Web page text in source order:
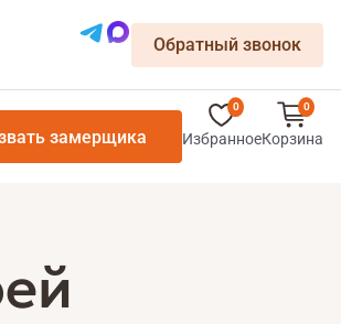
Обратный звонок
замерщика
0
Избранное
0
Корзина